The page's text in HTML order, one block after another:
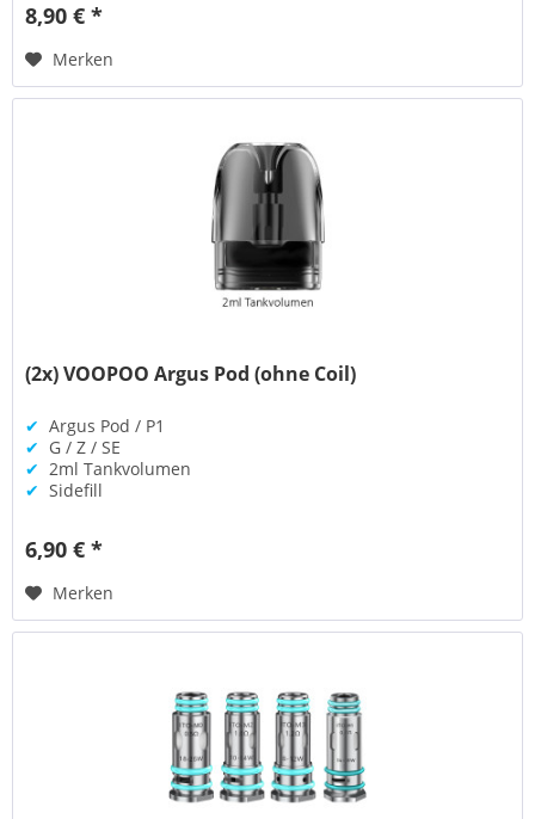
8,90 € *
Merken
(2x) VOOPOO Argus Pod (ohne Coil)
✔ Argus Pod / P1
✔ G / Z / SE
✔ 2ml Tankvolumen
✔ Sidefill
6,90 € *
Merken